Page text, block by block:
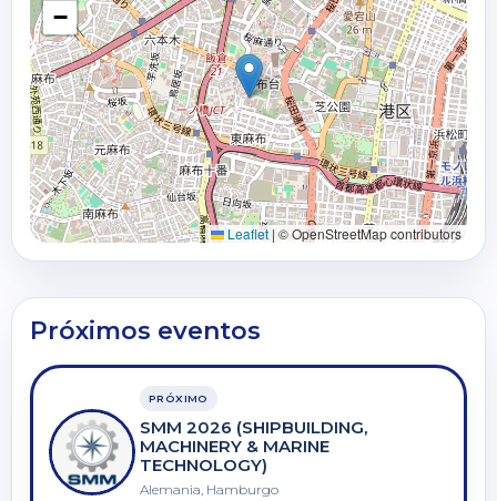
−
Leaflet | © OpenStreetMap contributors
Próximos eventos
PRÓXIMO
SMM 2026 (SHIPBUILDING,
MACHINERY & MARINE
TECHNOLOGY)
Alemania, Hamburgo